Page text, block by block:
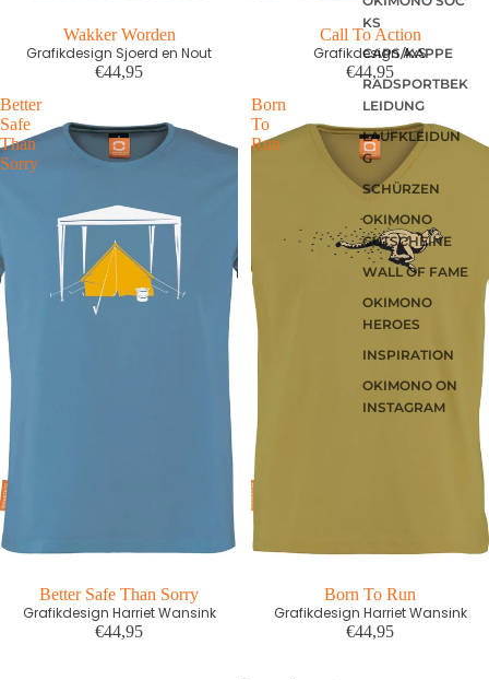
KS
CAPS/KAPPE
RADSPORTBEK
LEIDUNG
LAUFKLEIDUN
G
SCHÜRZEN
OKIMONO
GUTSCHEINE
WALL OF FAME
OKIMONO
HEROES
INSPIRATION
OKIMONO ON
INSTAGRAM
First editionWakker Worden
Grafikdesign Sjoerd en Nout
€44,95
First editionCall To Action
Grafikdesign AxS
€44,95
Better
Safe
Than
Sorry
Better Safe Than Sorry
Grafikdesign Harriet Wansink
€44,95
Born
To
Run
First editionBorn To Run
Grafikdesign Harriet Wansink
€44,95